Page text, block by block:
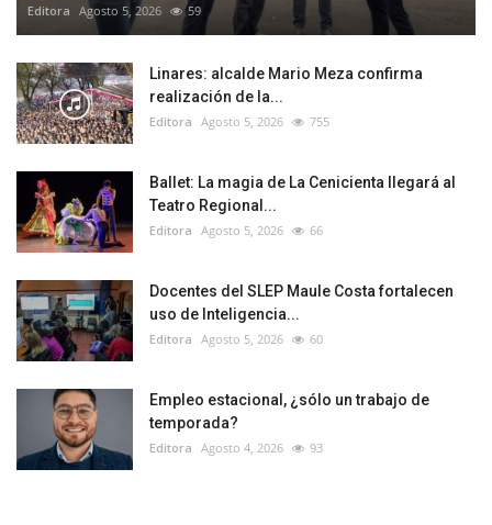
Editora Agosto 5, 2026 59
Linares: alcalde Mario Meza confirma
realización de la...
Editora Agosto 5, 2026 755
Ballet: La magia de La Cenicienta llegará al
Teatro Regional...
Editora Agosto 5, 2026 66
Docentes del SLEP Maule Costa fortalecen
uso de Inteligencia...
Editora Agosto 5, 2026 60
Empleo estacional, ¿sólo un trabajo de
temporada?
Editora Agosto 4, 2026 93